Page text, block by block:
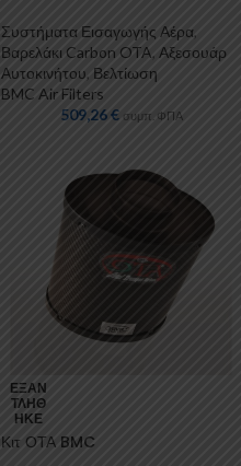
Συστήματα Εισαγωγής Αέρα
Βαρελάκι Carbon OTA, Αξεσουάρ
Αυτοκινήτου Βελτίωση
BMC Air Filters
509,26€ συμπ. ΦΠΑ
ΕΞΑΝ
ΤΛΉΘ
ΗΚΕ
Κιτ ΟΤΑ BMC